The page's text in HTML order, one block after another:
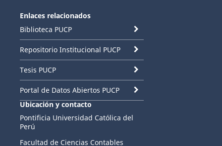
Enlaces relacionados
Biblioteca PUCP
Repositorio Institucional PUCP
Tesis PUCP
Portal de Datos Abiertos PUCP
Ubicación y contacto
Pontificia Universidad Católica del
Perú
Facultad de Ciencias Contables